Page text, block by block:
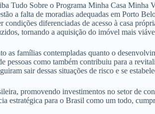
Tudo Sobre o Programa Minha Casa Minha
a falta de moradias adequadas em Porto
diferenciadas de acesso à casa
tornando a aquisição do imóvel mais
famílias contempladas quanto o
como também contribuiu para a
sair dessas situações de risco e se
promovendo investimentos no setor de
estratégica para o Brasil como um todo,